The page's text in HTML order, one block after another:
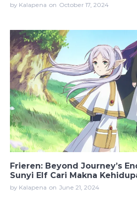
by Kalapena on October 17, 2024
Frieren: Beyond Journey’s
Sunyi Elf Cari Makna
by Kalapena on June 21, 2024